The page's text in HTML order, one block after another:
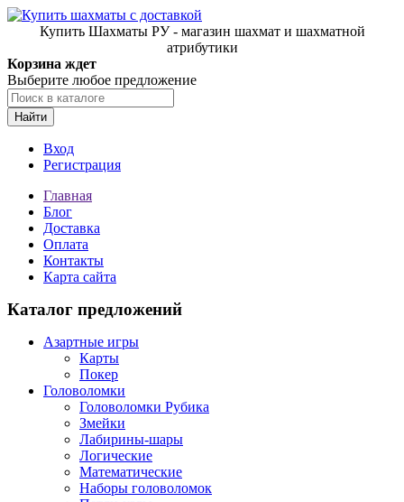
Купить Шахматы РУ - магазин шахмат и шахматной
атрибутики
Корзина ждет
Выберите любое предложение
Найти
Вход
Регистрация
Главная
Блог
Доставка
Оплата
Контакты
Карта сайта
Каталог предложений
Азартные игры
Карты
Покер
Головоломки
Головоломки Рубика
Змейки
Лабирины-шары
Логические
Математические
Наборы головоломок